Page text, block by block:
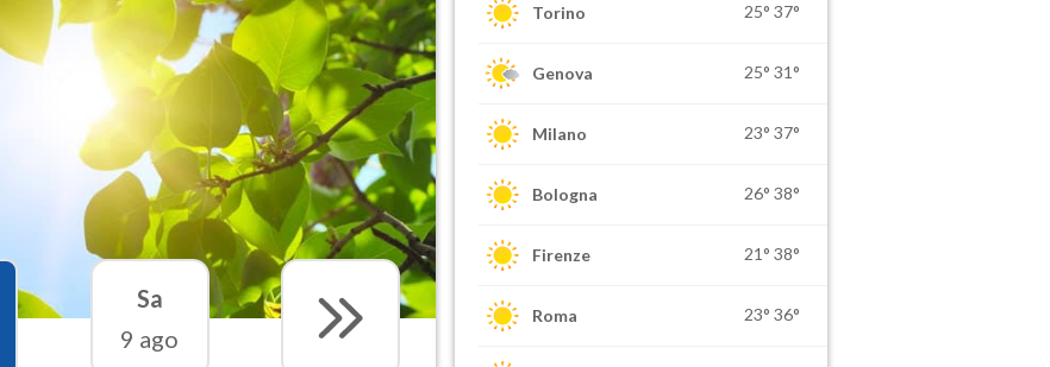
Sa
9 ago
Torino 25° 37°
Genova 25° 31°
Milano 23° 37°
Bologna 26° 38°
Firenze 21° 38°
Roma 23° 36°